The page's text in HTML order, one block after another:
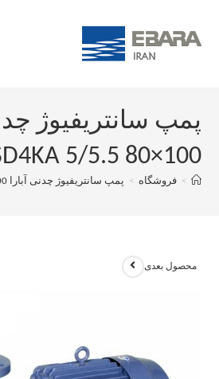
پمپ سانتریفیوژ
100×80 FSD4KA 5/5.5
> فروشگاه > پمپ سانتریفیوژ چدنی آبارا 100×80 FSD4KA 5/5.5
محصول بعدی